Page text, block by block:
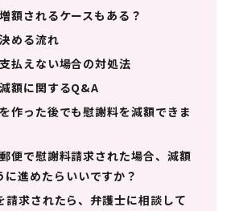
額されるケースもある？
める流れ
払えない場合の対処法
額に関するQ&A
作った後でも慰謝料を減額できま
便で慰謝料請求された場合、減額
に進めたらいいですか？
請求されたら、弁護士に相談して